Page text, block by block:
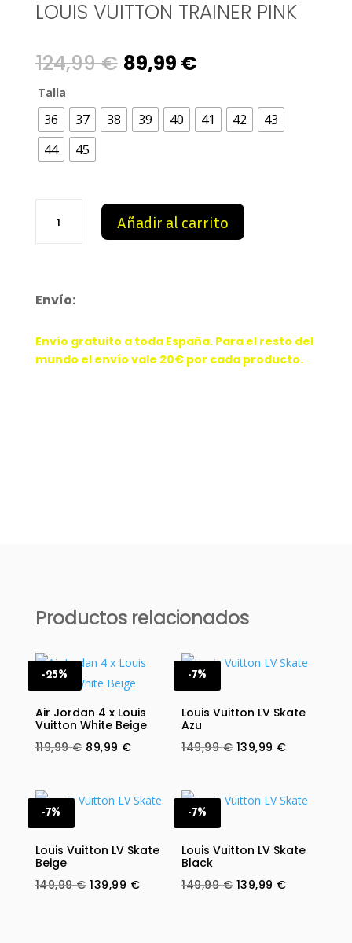
LOUIS VUITTON TRAINER PINK
124,99€ Original
was:
89,99 €Current
is:
Talla
36 37 38 39 40 41 42
43
44
45
Vuitton
Añadir al carrito
Envío:
Envío gratuito a toda España. Para el resto del
mundo el envío vale 20€ por cada producto.
Productos relacionados
-25%
Air Jordan 4 x Louis
Vuitton White Beige
119,99€ Original
119,99 €.
89,99 €Current
89,99 €.
-7%
Louis Vuitton LV Skate
Azu
149,99€ Original
149,99 €.
139,99 €Current
139,99 €.
-7%
Louis Vuitton LV Skate
Beige
149,99€ Original
139,99 €Current
-7%
Louis Vuitton LV Skate
Black
149,99€ Original
139,99 €Current